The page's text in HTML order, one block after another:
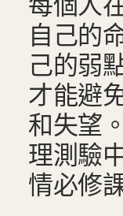
自己的
己的弱
才能避
和失望
理測驗
情必修